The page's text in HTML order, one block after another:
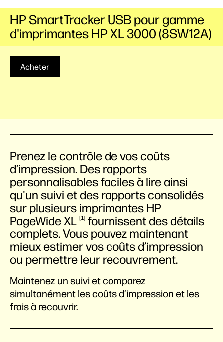
Acheter
HP SmartTracker USB pour gamme
d'imprimantes HP XL 3000 (8SW12A)
Prenez le contrôle de vos coûts
d’impression. Des rapports
personnalisables faciles à lire ainsi
qu'un suivi et des rapports consolidés
sur plusieurs imprimantes HP
PageWideXL 1
fournissent des détails
complets. Vous pouvez maintenant
mieux estimer vos coûts d’impression
ou permettre leur recouvrement.
Maintenez un suivi et comparez
simultanément les coûts d’impression et les
frais à recouvrir.